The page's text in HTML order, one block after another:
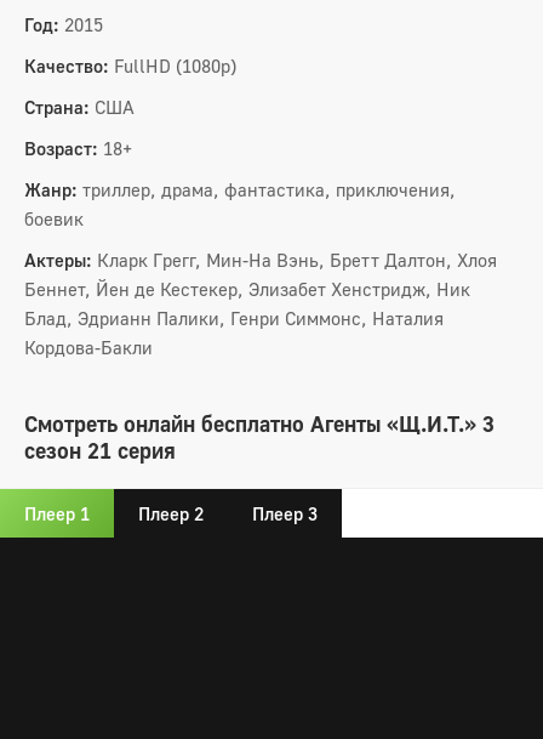
Год: 2015
Качество: FullHD (1080p)
Страна: США
Возраст: 18+
Жанр: триллер, драма, фантастика, приключения,
боевик
Актеры: Кларк Грегг, Мин-На Вэнь, Бретт Далтон, Хлоя
Беннет, Йен де Кестекер, Элизабет Хенстридж, Ник
Блад, Эдрианн Палики, Генри Симмонс, Наталия
Кордова-Бакли
Смотреть онлайн бесплатно Агенты «Щ.И.Т.» 3
сезон 21 серия
Плеер 1 Плеер 2 Плеер 3